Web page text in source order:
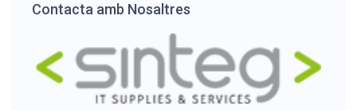
Contacta amb Nosaltres